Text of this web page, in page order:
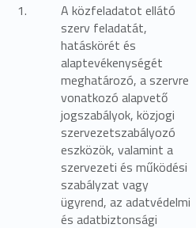
1.
A közfeladatot ellátó
szerv feladatát,
hatáskörét és
alaptevékenységét
meghatározó, a szervre
vonatkozó alapvető
jogszabályok, közjogi
szervezetszabályozó
eszközök, valamint a
szervezeti és működési
szabályzat vagy
ügyrend, az adatvédelmi
és adatbiztonsági